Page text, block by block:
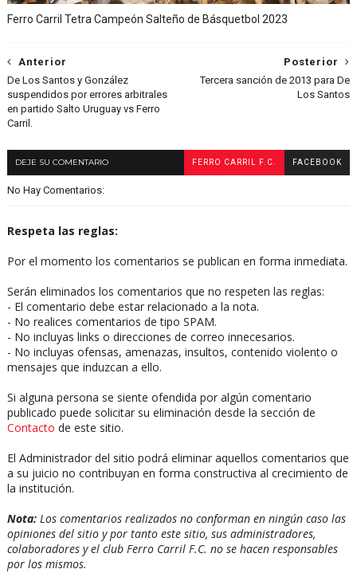
Ferro Carril Tetra Campeón Salteño de Básquetbol 2023
Posterior
Tercera sanción de 2013 para De
Los Santos
Anterior
De Los Santos y González
suspendidos por errores arbitrales
en partido Salto Uruguay vs Ferro
Carril.
DEJE SU COMENTARIO FERRO CARRIL F.C. FACEBOOK
No Hay Comentarios:
Respeta las reglas:
Por el momento los comentarios se publican en forma inmediata.
Serán eliminados los comentarios que no respeten las reglas:
- El comentario debe estar relacionado a la nota.
- No realices comentarios de tipo SPAM.
- No incluyas links o direcciones de correo innecesarios.
- No incluyas ofensas, amenazas, insultos, contenido violento o
mensajes que induzcan a ello.
Si alguna persona se siente ofendida por algún comentario
publicado puede solicitar su eliminación desde la sección de
Contacto de este sitio.
El Administrador del sitio podrá eliminar aquellos comentarios que
a su juicio no contribuyan en forma constructiva al crecimiento de
la institución.
Nota:Los comentarios realizados no conforman en ningún caso las
opiniones del sitio y por tanto este sitio, sus administradores,
colaboradores y el club Ferro Carril F.C. no se hacen responsables
por los mismos.